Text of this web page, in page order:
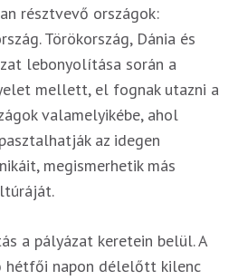
résztvevő országok:
Törökország, Dánia és
lebonyolítása során a
mellett, el fognak utazni a
valamelyikébe, ahol
az idegen
megismerhetik más
a pályázat keretein belül. A
hétfői napon délelőtt kilenc